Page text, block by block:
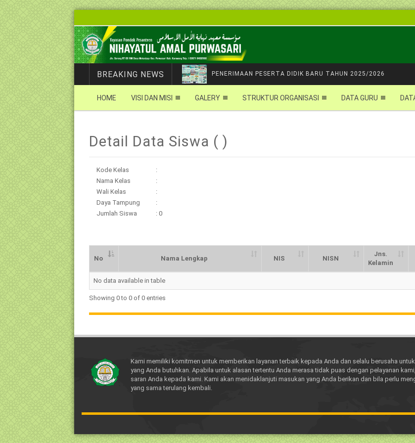
BREAKING NEWS PENERIMAAN PESERTA DIDIK BARU TAHUN 2025/2026
HOME VISI DAN MISI GALERY STRUKTUR ORGANISASI DATA GURU
Detail Data Siswa ( )
Kode Kelas
:
Nama Kelas
:
Wali Kelas
:
Daya Tampung
:
Jumlah Siswa
: 0
No Nama Lengkap NIS NISN
Jns.
Kelamin
No Nama Lengkap
No data available in table
Showing 0 to 0 of 0 entries
Kami memiliki komitmen untuk memberikan layanan terbaik kepada Anda dan selalu berusaha
yang Anda butuhkan. Apabila untuk alasan tertentu Anda merasa tidak puas dengan pelayanan
saran Anda kepada kami. Kami akan menidaklanjuti masukan yang Anda berikan dan bila perlu
yang sama terulang kembali.